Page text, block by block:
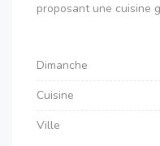
proposant une cuisine
Dimanche
Cuisine
Ville